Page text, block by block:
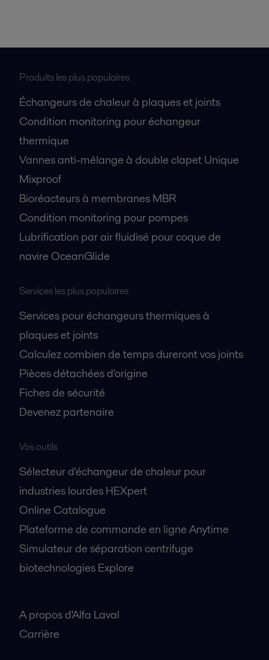
Produits les plus populaires
Échangeurs de chaleur à plaques et joints
Condition monitoring pour échangeur
thermique
Vannes anti-mélange à double clapet Unique
Mixproof
Bioréacteurs à membranes MBR
Condition monitoring pour pompes
Lubrification par air fluidisé pour coque de
navire OceanGlide
Services les plus populaires
Services pour échangeurs thermiques à
plaques et joints
Calculez combien de temps dureront vos joints
Pièces détachées d'origine
Fiches de sécurité
Devenez partenaire
Vos outils
Sélecteur d'échangeur de chaleur pour
industries lourdes HEXpert
Online Catalogue
Plateforme de commande en ligne Anytime
Simulateur de séparation centrifuge
biotechnologies Explore
A propos d'Alfa Laval
Carrière